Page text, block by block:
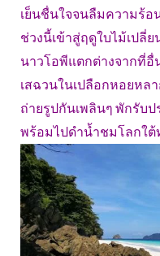
เย็นชื่นใจจนลืมความร้อ
ช่วงนี้เข้าสู่ฤดูใบไม้เปลี่
นาวโอพีแตกต่างจากที่อื่
เสฉวนในเปลือกหอยหล
ถ่ายรูปกันเพลินๆ พักรับป
พร้อมไปดำน้ำชมโลกใต้